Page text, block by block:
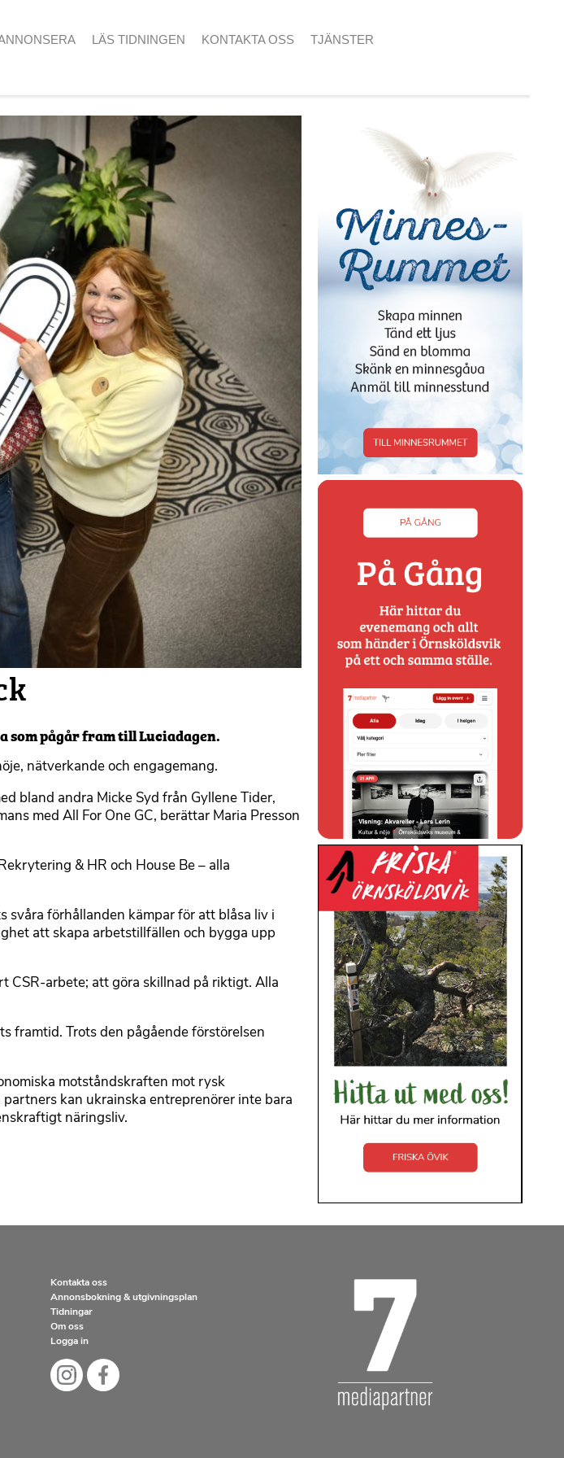
LÄS TIDNINGEN KONTAKTA OSS TJÄNSTER
som pågår fram till Luciadagen.
nätverkande och engagemang.
bland andra Micke Syd från Gyllene Tider,
med All For One GC, berättar Maria Presson
& HR och House Be – alla
svåra förhållanden kämpar för att blåsa liv i
att skapa arbetstillfällen och bygga upp
CSR-arbete; att göra skillnad på riktigt. Alla
framtid. Trots den pågående förstörelsen
motståndskraften mot rysk
kan ukrainska entreprenörer inte bara
näringsliv.
Kontakta oss
Annonsbokning & utgivningsplan
Tidningar
Om oss
Logga in